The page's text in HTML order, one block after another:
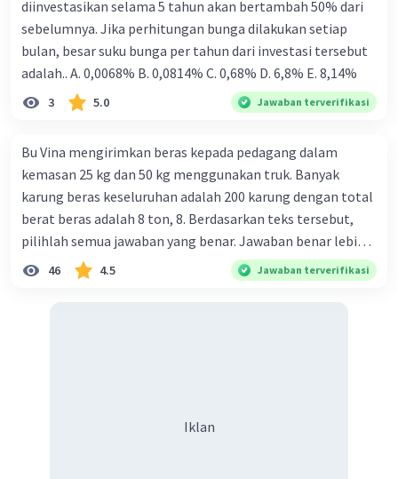
Penambahan DPD (Dewan Perwakilan Daerah)
sebagai lembaga legislatif kedua bersama DPR
(Dewan Perwakilan Rakyat) merupakan salah
satu perubahan signifikan dalam sistem politik
Indonesia setelah amendemen UUD 1945. ABRI
Beri Rating (0
diinvestasikan selama 5 tahun akan bertambah 50% dari
sebelumnya. Jika perhitungan bunga dilakukan setiap
bulan, besar suku bunga per tahun dari investasi tersebut
adalah.. A. 0,0068% B. 0,0814% C. 0,68% D. 6,8% Ε. 8,14%
3 5.0 Jawaban terverifikasi
Bu Vina mengirimkan beras kepada pedagang dalam
kemasan 25 kg dan 50 kg menggunakan truk. Banyak
karung beras keseluruhan adalah 200 karung dengan total
berat beras adalah 8 ton, 8. Berdasarkan teks tersebut,
pilihlah semua jawaban yang benar. Jawaban benar lebih
dari satu. Banyak karung beras kemasan 25 kg adalah 50
buah. Banyak karung beras kemasan 50 kg adalah 150
harus dibayar oleh Bu Vina? A. Rp2.540.000 C. Rp2.312.000 B.
46 4.5 Jawaban terverifikasi
Iklan